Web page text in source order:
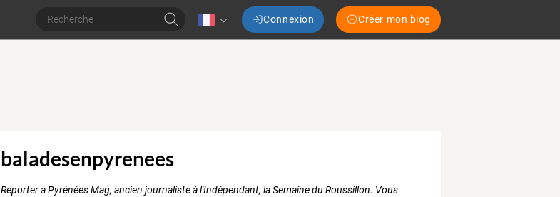
Connexion Créer mon blog
baladesenpyrenees
Reporter à Pyrénées Mag, ancien journaliste à l'Indépendant, la Semaine du Roussillon. Vous